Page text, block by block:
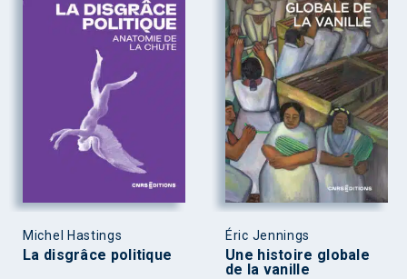
Michel Hastings
La disgrâce politique
Éric Jennings
Une histoire globale
de la vanille